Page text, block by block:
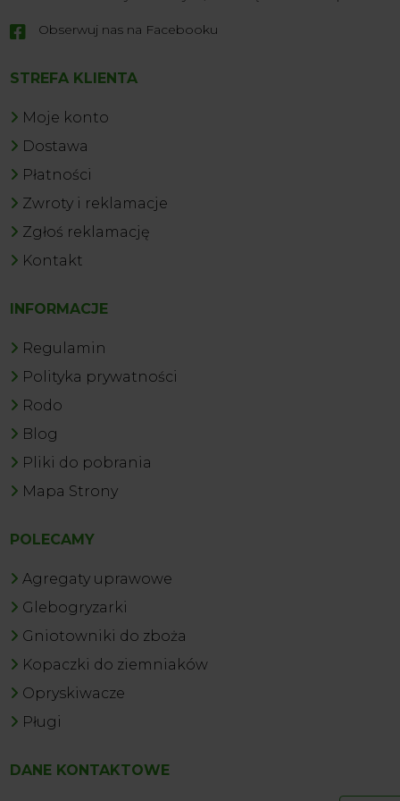
 Obserwuj nas na Facebooku
STREFA KLIENTA
Moje konto
Dostawa
Płatności
Zwroty i reklamacje
Zgłoś reklamację
Kontakt
INFORMACJE
Regulamin
Polityka prywatności
Rodo
Blog
Pliki do pobrania
Mapa Strony
POLECAMY
Agregaty uprawowe
Glebogryzarki
Gniotowniki do zboża
Kopaczki do ziemniaków
Opryskiwacze
Pługi
DANE KONTAKTOWE